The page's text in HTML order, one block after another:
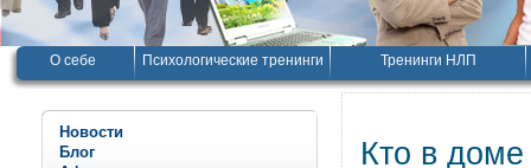
О себе Психологические тренинги Тренинги НЛП
Новости
Блог
Кто в